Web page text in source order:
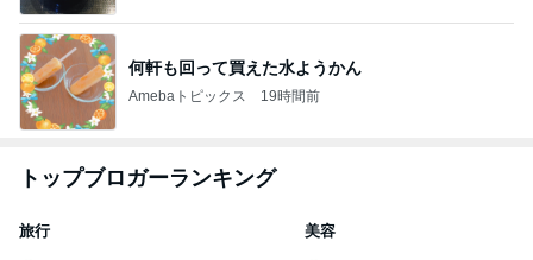
何軒も回って買えた水ようかん
Amebaトピックス 19時間前
トップブロガーランキング
旅行 美容